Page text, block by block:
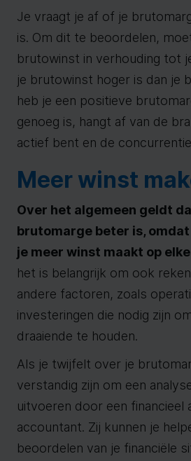
Je vraagt je af of je
is. Om dit te beoordelen,
brutowinst in verhouding tot
je brutowinst hoger is dan je
heb je een positieve
genoeg is, hangt af van de
actief bent en de
Meer winst
Over het algemeen geldt
brutomarge beter is,
je meer winst maakt op
het is belangrijk om ook
andere factoren, zoals
investeringen die nodig zijn
draaiende te houden.
Als je twijfelt over je
verstandig zijn om een
uitvoeren door een financieel
accountant. Zij kunnen je
beoordelen van je financiële